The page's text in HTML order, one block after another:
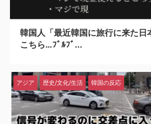
韓国人「最近韓国に旅行に来た日
こちら…ﾌﾞﾙﾌﾞ...
アジア 歴史/文化/生活 韓国の反応